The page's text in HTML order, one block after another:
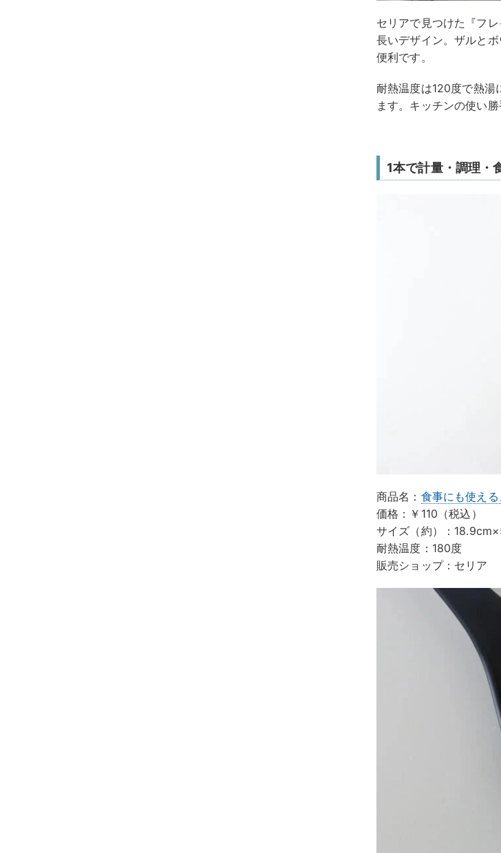
セリアで見つけた『フ
長いデザイン。ザルと
便利です。
耐熱温度は120度で熱湯
ます。キッチンの使い
1本で計量・調理・
商品名： 食事にも使え
価格：￥110（税込）
サイズ（約）：
耐熱温度：180度
販売ショップ：セリア